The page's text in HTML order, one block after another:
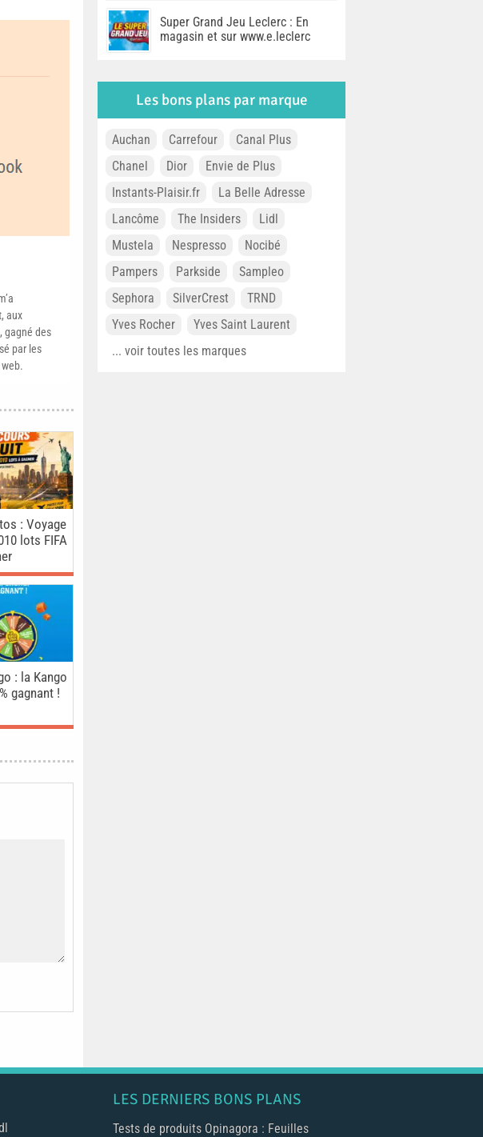
aux
gagné des
par les
: Voyage
lots FIFA
: la Kango
gagnant !
Super Grand Jeu Leclerc : En
magasin et sur www.e.leclerc
Les bons plans par marque
Auchan Carrefour
Canal Plus
Chanel
Dior
Envie de Plus
Instants-Plaisir.fr
La Belle Adresse
Lancôme
The Insiders
Lidl
Mustela
Nespresso
Nocibé
Pampers
Parkside
Sampleo
Sephora
SilverCrest
TRND
Yves Rocher
Yves Saint Laurent
... voir toutes les marques
LES DERNIERS BONS PLANS
Tests de produits Opinagora : Feuilles